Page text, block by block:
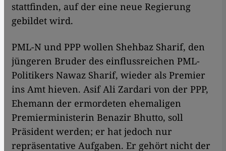
stattfinden, auf der eine neue Regierung
gebildet wird.
PML-N und PPP wollen Shehbaz Sharif, den
jüngeren Bruder des einflussreichen PML-
Politikers Nawaz Sharif, wieder als Premier
ins Amt hieven. Asif Ali Zardari von der PPP,
Ehemann der ermordeten ehemaligen
Premierministerin Benazir Bhutto, soll
Präsident werden; er hat jedoch nur
repräsentative Aufgaben. Er gehört nicht der